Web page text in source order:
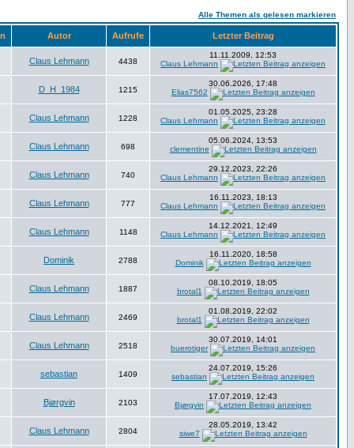
Alle Themen als gelesen markieren
Autor Aufrufe Letzter Beitrag
Claus Lehmann 4438
11.11.2009, 12:53
Claus Lehmann
D_H_1984 1215
30.06.2026, 17:48
Elias7562
Claus Lehmann 1228
01.05.2025, 23:28
Claus Lehmann
Claus Lehmann 698
05.06.2024, 13:53
clementine
Claus Lehmann 740
29.12.2023, 22:26
Claus Lehmann
Claus Lehmann 777
16.11.2023, 18:13
Claus Lehmann
Claus Lehmann 1148
14.12.2021, 12:49
Claus Lehmann
Dominik 2788
16.11.2020, 18:58
Dominik
Claus Lehmann 1887
08.10.2019, 18:05
brotal1
Claus Lehmann 2469
01.08.2019, 22:02
brotal1
Claus Lehmann 2518
30.07.2019, 14:01
buerotiger
sebastian 1409
24.07.2019, 15:26
sebastian
Bjørgvin 2103
17.07.2019, 12:43
Bjørgvin
Claus Lehmann 2804
28.05.2019, 13:42
siwe7